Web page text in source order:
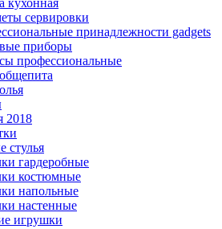
кухонная
сервировки
принадлежности gadgets
приборы
профессиональные
2018
стулья
гардеробные
костюмные
напольные
настенные
игрушки